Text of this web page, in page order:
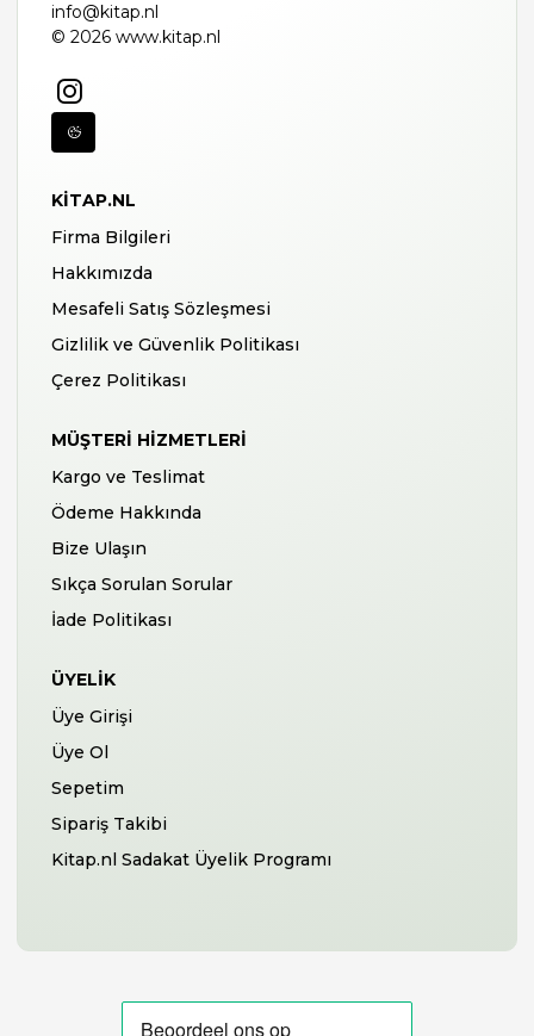
info@kitap.nl
© 2026 www.kitap.nl
KITAP.NL
Firma Bilgileri
Hakkımızda
Mesafeli Satış Sözleşmesi
Gizlilik ve Güvenlik Politikası
Çerez Politikası
MÜŞTERI HIZMETLERI
Kargo ve Teslimat
Ödeme Hakkında
Bize Ulaşın
Sıkça Sorulan Sorular
İade Politikası
ÜYELIK
Üye Girişi
Üye Ol
Sepetim
Sipariş Takibi
Kitap.nl Sadakat Üyelik Programı